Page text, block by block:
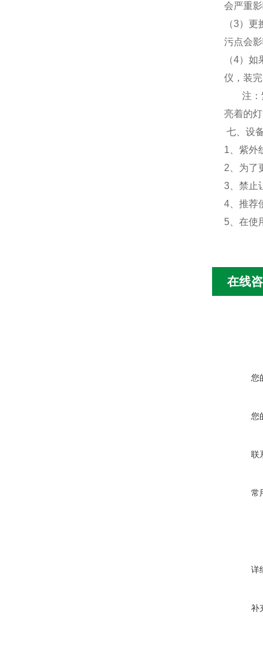
会严重
（3）更
污点会
（4）如
仪，装
注
亮着的灯
七、 设
1 、紫
2 、为
3、禁止
4、推荐
5、在使
在线
您
您
联
常
详
补